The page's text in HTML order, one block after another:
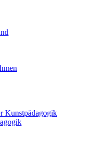
Kunstpädagogik